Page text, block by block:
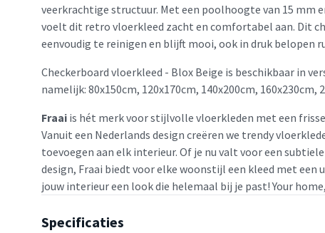
veerkrachtige structuur. Met een poolhoogte van 15 mm
voelt dit retro vloerkleed zacht en comfortabel aan. Dit
eenvoudig te reinigen en blijft mooi, ook in druk belopen
Checkerboard vloerkleed - Blox Beige is beschikbaar in
namelijk: 80x150cm, 120x170cm, 140x200cm, 160x230cm,
Fraai is hét merk voor stijlvolle vloerkleden met een
Vanuit een Nederlands design creëren we trendy
toevoegen aan elk interieur. Of je nu valt voor een
design, Fraai biedt voor elke woonstijl een kleed met een
jouw interieur een look die helemaal bij je past! Your
Specificaties